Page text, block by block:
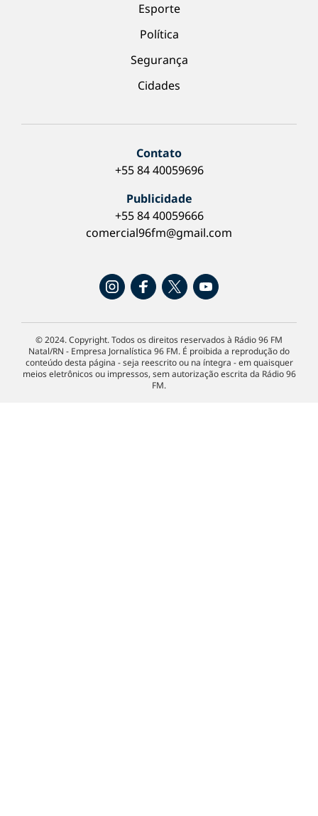
Esporte
Política
Segurança
Cidades
Contato
+55 84 40059696
Publicidade
+55 84 40059666
comercial96fm@gmail.com
© 2024. Copyright. Todos os direitos reservados à Rádio 96 FM
Natal/RN - Empresa Jornalística 96 FM. É proibida a reprodução do
conteúdo desta página - seja reescrito ou na íntegra - em quaisquer
meios eletrônicos ou impressos, sem autorização escrita da Rádio 96
FM.